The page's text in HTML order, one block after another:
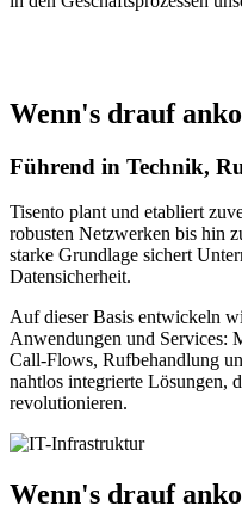
Wenn's drauf
Führend in Technik,
Tisento plant und etabliert
robusten Netzwerken bis hin
starke Grundlage sichert
Datensicherheit.
Auf dieser Basis entwickeln
Anwendungen und Services:
Call-Flows, Rufbehandlung
nahtlos integrierte Lösungen,
revolutionieren.
Wenn's drauf